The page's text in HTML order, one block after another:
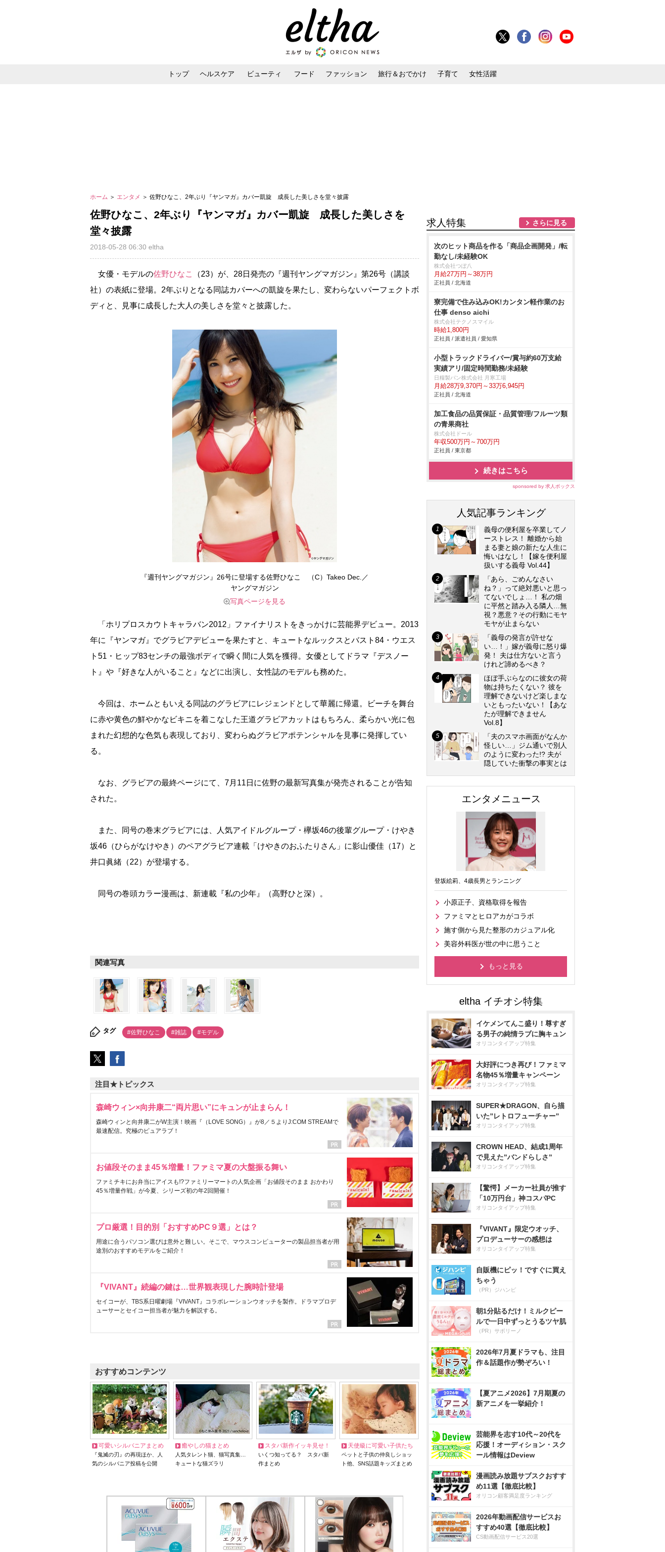
トップ ヘルスケア ビューティ フード ファッション 旅行＆おでかけ 子育て 女性活躍
ホーム ＞ エンタメ ＞ 佐野ひなこ、2年ぶり『ヤンマガ』カバー凱旋 成長した美しさを堂々披露
佐野ひなこ、2年ぶり『ヤンマガ』カバー凱旋 成長した美しさを
堂々披露
2018-05-28 06:30 eltha
女優・モデルの佐野ひなこ
（23）が、28日発売の『週刊ヤングマガジン』第26号（講談
社）の表紙に登場。2年ぶりとなる同誌カバーへの凱旋を果たし、変わらないパーフェクトボ
ディと、見事に成長した大人の美しさを堂々と披露した。
『週刊ヤングマガジン』26号に登場する佐野ひなこ （C）Takeo Dec.／
ヤングマガジン
写真ページを見る
「ホリプロスカウトキャラバン2012」ファイナリストをきっかけに芸能界デビュー。2013
年に『ヤンマガ』でグラビアデビューを果たすと、キュートなルックスとバスト84・ウエス
ト51・ヒップ83センチの最強ボディで瞬く間に人気を獲得。女優としてドラマ『デスノー
ト』や『好きな人がいること』などに出演し、女性誌のモデルも務めた。
今回は、ホームともいえる同誌のグラビアにレジェンドとして華麗に帰還。ビーチを舞台
に赤や黄色の鮮やかなビキニを着こなした王道グラビアカットはもちろん、柔らかい光に包
まれた幻想的な色気も表現しており、変わらぬグラビアポテンシャルを見事に発揮してい
る。
なお、グラビアの最終ページにて、7月11日に佐野の最新写真集が発売されることが告知
された。
また、同号の巻末グラビアには、人気アイドルグループ・欅坂46の後輩グループ・けやき
坂46（ひらがなけやき）のペアグラビア連載「けやきのおふたりさん」に影山優佳（17）と
井口眞緒（22）が登場する。
同号の巻頭カラー漫画は、新連載『私の少年』（高野ひと深）。
関連写真
タグ #佐野ひなこ #雑誌 #モデル
注目★トピックス
森崎ウィン×向井康二“両片思い”にキュンが止まらん！
森崎ウィンと向井康二がW主演！映画『（LOVE SONG）』が8／５よりJ:COM STREAMで
最速配信。究極のピュアラブ！
お値段そのまま45％増量！ファミマ夏の大盤振る舞い
ファミチキにお弁当にアイスも!?ファミリーマートの人気企画「お値段そのまま おかわり
45％増量作戦」が今夏、シリーズ初の年2回開催！
プロ厳選！目的別「おすすめPC９選」とは？
用途に合うパソコン選びは意外と難しい。そこで、マウスコンピューターの製品担当者が用
途別のおすすめモデルをご紹介！
『VIVANT』続編の鍵は…世界観表現した腕時計登場
セイコーが、TBS系日曜劇場『VIVANT』コラボレーションウオッチを製作。ドラマプロデ
ューサーとセイコー担当者が魅力を解説する。
おすすめコンテンツ
可愛いシルバニアまとめ
『鬼滅の刃』の再現ほか、人
気のシルバニア投稿を公開
癒やしの猫まとめ
人気タレント猫、猫写真集…
キュートな猫ズラリ
スタバ新作イッキ見せ！
いくつ知ってる？ スタバ新
作まとめ
天使級に可愛い子供たち
ペットと子供の仲良しショッ
ト他、SNS話題キッズまとめ
求人特集 さらに見る
次のヒット商品を作る「商品企画開発」/転
勤なし/未経験OK
株式会社つぼ八
月給27万円～38万円
正社員 / 北海道
寮完備で住み込みOK!カンタン軽作業のお
仕事 denso aichi
株式会社テクノスマイル
時給1,800円
正社員 / 派遣社員 / 愛知県
小型トラックドライバー/賞与約60万支給
実績アリ/固定時間勤務/未経験
日糧製パン株式会社 月寒工場
月給28万9,370円～33万6,945円
正社員 / 北海道
加工食品の品質保証・品質管理/フルーツ類
の青果商社
株式会社ドール
年収500万円～700万円
正社員 / 東京都
続きはこちら
sponsored by 求人ボックス
人気記事ランキング
義母の便利屋を卒業してノ
ーストレス！ 離婚から始
まる妻と娘の新たな人生に
悔いはなし！【嫁を便利屋
扱いする義母 Vol.44】
「あら、ごめんなさい
ね？」って絶対悪いと思っ
てないでしょ…！ 私の畑
に平然と踏み入る隣人…無
視？悪意？その行動にモヤ
モヤが止まらない
「義母の発言が許せな
い…！」嫁が義母に怒り爆
発！ 夫は仕方ないと言う
けれど諦めるべき？
ほぼ手ぶらなのに彼女の荷
物は持ちたくない？ 彼を
理解できないけど楽しまな
いともったいない！【あな
たが理解できません
Vol.8】
「夫のスマホ画面がなんか
怪しい…」ジム通いで別人
のように変わった!? 夫が
隠していた衝撃の事実とは
エンタメニュース
登坂絵莉、4歳長男とランニング
小原正子、資格取得を報告
ファミマとヒロアカがコラボ
施す側から見た整形のカジュアル化
美容外科医が世の中に思うこと
もっと見る
イケメンてんこ盛り！尊すぎ
る男子の純情ラブに胸キュン
オリコンタイアップ特集
大好評につき再び！ファミマ
名物45％増量キャンペーン
オリコンタイアップ特集
SUPER★DRAGON、自ら描
いた”レトロフューチャー”
オリコンタイアップ特集
CROWN HEAD、結成1周年
で見えた”バンドらしさ”
オリコンタイアップ特集
【驚愕】メーカー社員が推す
「10万円台」神コスパPC
オリコンタイアップ特集
『VIVANT』限定ウオッチ、
プロデューサーの感想は
オリコンタイアップ特集
自販機にピッ！ですぐに買え
ちゃう
（PR）ジハンピ
朝1分貼るだけ！ミルクピー
ルで一日中ずっとうるツヤ肌
（PR）サボリーノ
2026年7月夏ドラマも、注目
作＆話題作が勢ぞろい！
【夏アニメ2026】7月期夏の
新アニメを一挙紹介！
芸能界を志す10代～20代を
応援！オーディション・スク
ール情報はDeview
漫画読み放題サブスクおすす
め11選【徹底比較】
オリコン顧客満足度ランキング
2026年動画配信サービスお
すすめ40選【徹底比較】
CS動画配信サービス20選